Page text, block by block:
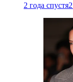
2 года спустя